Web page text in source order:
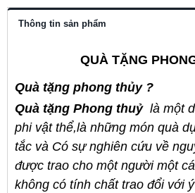
Thông tin sản phẩm
QUÀ TẶNG
Quà tặng phong thủy ?
Quà tặng Phong thuỷ là một
phi vật thể,là những món quà
tắc và Có sự nghiên cứu về
được trao cho một người một
không có tính chất trao đổi với